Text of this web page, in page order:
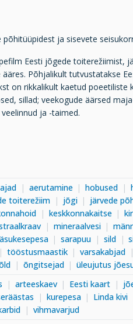
ja sisevete
Eesti jõgede toiterežiimist,
Põhjalikult tutvustatakse
on rikkalikult kaetud poeetiliste
sillad; veekogude äärsed
ja -taimed.
aerutamine hobused
toiterežiim
jõgi
järvede
keskkonnakaitse
mineraalvesi
sarapuu sild
tööstusmaastik
varsakabjad
õngitsejad
üleujutus
arteeskaev Eesti kaart
kurepesa
Linda kivi
vihmavarjud